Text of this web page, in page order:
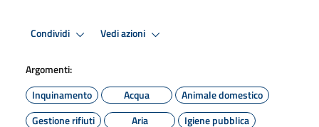
Condividi Vedi azioni
Argomenti:
Inquinamento
Acqua
Animale domestico
Gestione rifiuti
Aria Igiene pubblica